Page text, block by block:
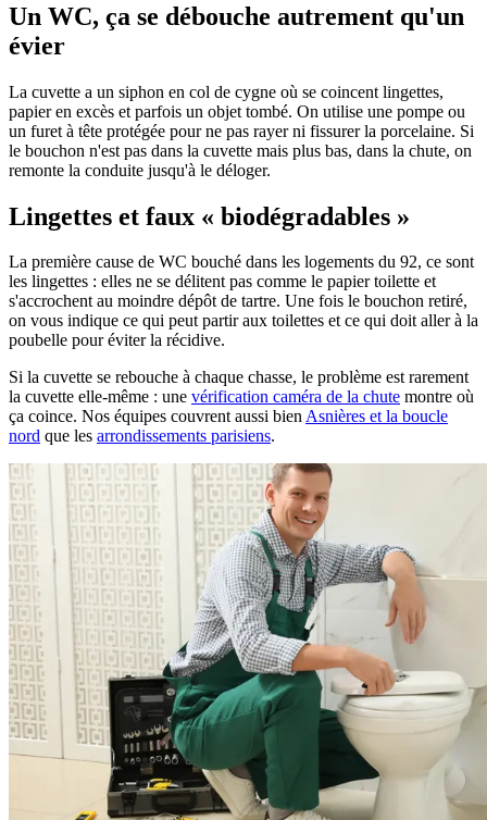
Un WC, ça se débouche autrement qu'un
évier
La cuvette a un siphon en col de cygne où se coincent lingettes,
papier en excès et parfois un objet tombé. On utilise une pompe ou
un furet à tête protégée pour ne pas rayer ni fissurer la porcelaine. Si
le bouchon n'est pas dans la cuvette mais plus bas, dans la chute, on
remonte la conduite jusqu'à le déloger.
Lingettes et faux « biodégradables »
La première cause de WC bouché dans les logements du 92, ce sont
les lingettes : elles ne se délitent pas comme le papier toilette et
s'accrochent au moindre dépôt de tartre. Une fois le bouchon retiré,
on vous indique ce qui peut partir aux toilettes et ce qui doit aller à la
poubelle pour éviter la récidive.
Si la cuvette se rebouche à chaque chasse, le problème est rarement
la cuvette elle-même : une vérification caméra de la chute montre où
ça coince. Nos équipes couvrent aussi bienAsnières et la boucle
nord que les arrondissements parisiens.